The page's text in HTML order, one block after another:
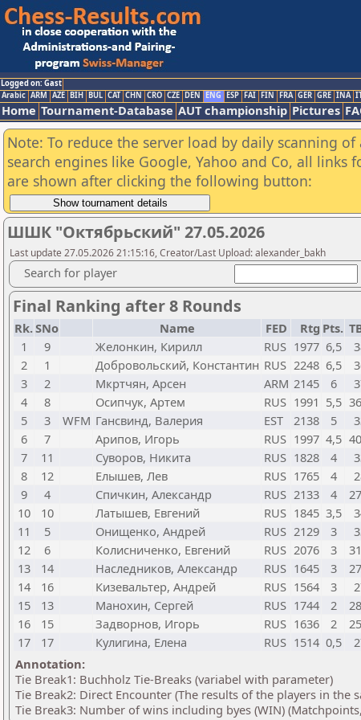
Logged on: Gast
Arabic ARM AZE BIH BUL CAT CHN CRO CZE DEN ENG ESP FAI FIN FRA GER GRE INA
Home Tournament-Database AUT championship Pictures
Note: To reduce the server load by daily scanning
search engines like Google, Yahoo and Co, all
are shown after clicking the following button:
ШШК "Октябрьский" 27.05.2026
Last update 27.05.2026 21:15:16, Creator/Last Upload: alexander_bakh
Search for player
Final Ranking after 8 Rounds
Rk.SNo Name FED Rtg Pts.
1
9 Желонкин, Кирилл RUS 1977 6,5
2
1 Добровольский, Константин RUS 2248 6,5
3
2 Мкртчян, Арсен ARM 2145 6
4
8 Осипчук, Артем RUS 1991 5,5
5
3 WFM Гансвинд, Валерия EST 2138 5
6
7 Арипов, Игорь RUS 1997 4,5
7
11 Суворов, Никита RUS 1828 4
8
12 Елышев, Лев RUS 1765 4
9
4 Спичкин, Александр RUS 2133 4
10
10 Латышев, Евгений RUS 1845 3,5
11
5 Онищенко, Андрей RUS 2129 3
12
6 Колисниченко, Евгений RUS 2076 3
13
14 Наследников, Александр RUS 1645 3
14
16 Кизевальтер, Андрей RUS 1564 3
15
13 Манохин, Сергей RUS 1744 2
16
15 Задворнов, Игорь RUS 1636 2
17
17 Кулигина, Елена RUS 1514 0,5
Annotation:
Tie Break1: Buchholz Tie-Breaks (variabel with parameter)
Tie Break2: Direct Encounter (The results of the players in the
Tie Break3: Number of wins including byes (WIN)